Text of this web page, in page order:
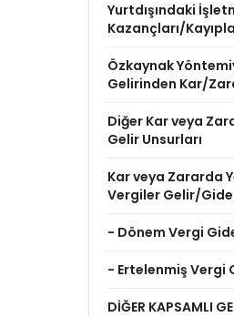
Yurtdışındaki
Kazançları/
Özkaynak
Gelirinden Kar/
Diğer Kar veya
Gelir Unsurları
Kar veya Zararda
Vergiler Gelir/
- Dönem Vergi
- Ertelenmiş
DİĞER KAPSAMLI